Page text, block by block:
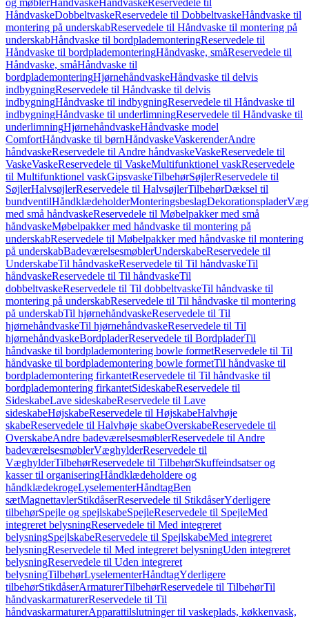
og møblerHåndvaskeHåndvaskeReservedele til
HåndvaskeDobbeltvaskeReservedele til DobbeltvaskeHåndvaske til
montering på underskabReservedele til Håndvaske til montering på
underskabHåndvaske til bordplademonteringReservedele til
Håndvaske til bordplademonteringHåndvaske, småReservedele til
Håndvaske, småHåndvaske til
bordplademonteringHjørnehåndvaskeHåndvaske til delvis
indbygningReservedele til Håndvaske til delvis
indbygningHåndvaske til indbygningReservedele til Håndvaske til
indbygningHåndvaske til underlimningReservedele til Håndvaske til
underlimningHjørnehåndvaskeHåndvaske model
ComfortHåndvaske til børnHåndvaskeVaskerenderAndre
håndvaskeReservedele til Andre håndvaskeVaskeReservedele til
VaskeVaskeReservedele til VaskeMultifunktionel vaskReservedele
til Multifunktionel vaskGipsvaskeTilbehørSøjlerReservedele til
SøjlerHalvsøjlerReservedele til HalvsøjlerTilbehørDæksel til
bundventilHåndklædeholderMonteringsbeslagDekorationsplader
med små håndvaskeReservedele til Møbelpakker med små
håndvaskeMøbelpakker med håndvaske til montering på
underskabReservedele til Møbelpakker med håndvaske til montering
på underskabBadeværelsesmøblerUnderskabeReservedele til
UnderskabeTil håndvaskeReservedele til Til håndvaskeTil
håndvaskeReservedele til Til håndvaskeTil
dobbeltvaskeReservedele til Til dobbeltvaskeTil håndvaske til
montering på underskabReservedele til Til håndvaske til montering
på underskabTil hjørnehåndvaskeReservedele til Til
hjørnehåndvaskeTil hjørnehåndvaskeReservedele til Til
hjørnehåndvaskeBordpladerReservedele til BordpladerTil
håndvaske til bordplademontering bowle formetReservedele til Til
håndvaske til bordplademontering bowle formetTil håndvaske til
bordplademontering firkantetReservedele til Til håndvaske til
bordplademontering firkantetSideskabeReservedele til
SideskabeLave sideskabeReservedele til Lave
sideskabeHøjskabeReservedele til HøjskabeHalvhøje
skabeReservedele til Halvhøje skabeOverskabeReservedele til
OverskabeAndre badeværelsesmøblerReservedele til Andre
badeværelsesmøblerVæghylderReservedele til
VæghylderTilbehørReservedele til TilbehørSkuffeindsatser og
kasser til organiseringHåndklædeholdere og
håndklædekrogeLyselementerHåndtagBen
sætMagnettavlerStikdåserReservedele til StikdåserYderligere
tilbehørSpejle og spejlskabeSpejleReservedele til SpejleMed
integreret belysningReservedele til Med integreret
belysningSpejlskabeReservedele til SpejlskabeMed integreret
belysningReservedele til Med integreret belysningUden integreret
belysningReservedele til Uden integreret
belysningTilbehørLyselementerHåndtagYderligere
tilbehørStikdåserArmaturerTilbehørReservedele til TilbehørTil
håndvaskarmaturerReservedele til Til
håndvaskarmaturerApparattilslutninger til vaskeplads, køkkenvask,